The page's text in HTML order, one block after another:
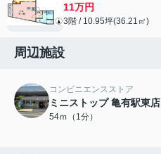
11万円
3階 / 10.95坪(36.21㎡)
周辺施設
コンビニエンスストア
ミニストップ 亀有駅東店
54ｍ（1分）